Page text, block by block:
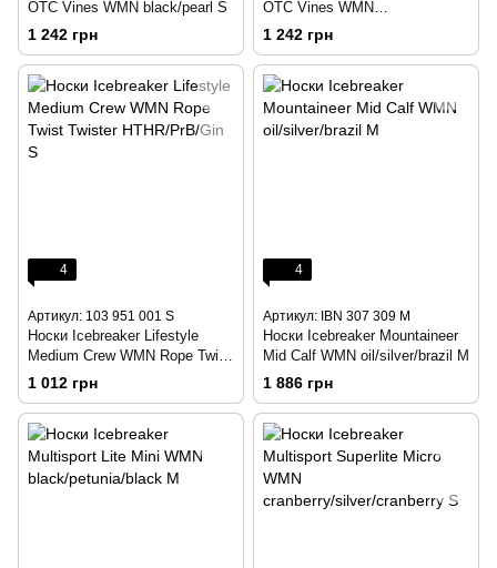
OTC Vines WMN black/pearl S
1 242 грн
OTC Vines WMN
blizzard/cherub S
1 242 грн
4
Артикул: 103 951 001 S
Носки Icebreaker Lifestyle
Medium Crew WMN Rope Twist
Twister HTHR/PrB/Gin S
1 012 грн
4
Артикул: IBN 307 309 M
Носки Icebreaker Mountaineer
Mid Calf WMN oil/silver/brazil M
1 886 грн